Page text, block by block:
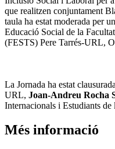
que realitzen conjuntament
taula ha estat moderada per
Educació Social de la
(FESTS) Pere Tarrés-URL,
La Jornada ha estat
URL, Joan-Andreu Rocha
Internacionals i Estudiants
Més informació